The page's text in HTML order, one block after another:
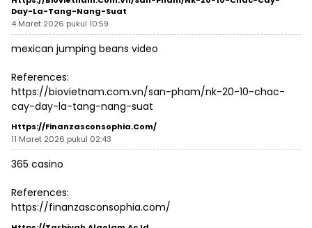
Day-La-Tang-Nang-Suat
4 Maret 2026 pukul 10:59
mexican jumping beans video
References:
https://biovietnam.com.vn/san-pham/nk-20-10-chac-
cay-day-la-tang-nang-suat
Https://finanzasconsophia.com/
11 Maret 2026 pukul 02:43
365 casino
References:
https://finanzasconsophia.com/